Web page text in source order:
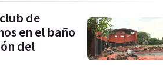
de
en el baño
del